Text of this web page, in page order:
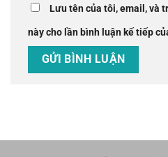
Lưu tên của tôi, email, và
này cho lần bình luận kế tiếp